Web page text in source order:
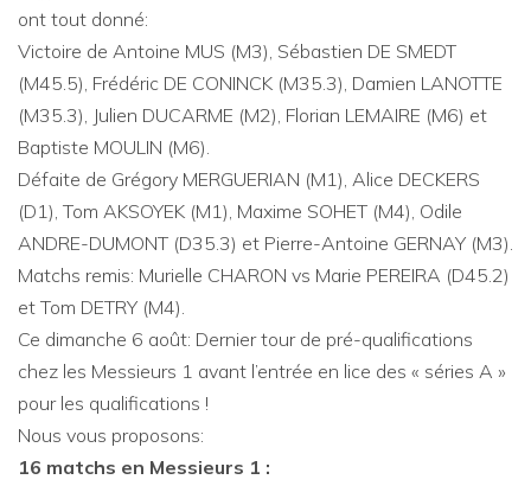
ont tout donné:
Victoire de Antoine MUS (M3), Sébastien DE SMEDT
(M45.5), Frédéric DE CONINCK (M35.3), Damien LANOTTE
(M35.3), Julien DUCARME (M2), Florian LEMAIRE (M6) et
Baptiste MOULIN (M6).
Défaite de Grégory MERGUERIAN (M1), Alice DECKERS
(D1), Tom AKSOYEK (M1), Maxime SOHET (M4), Odile
ANDRE-DUMONT (D35.3) et Pierre-Antoine GERNAY (M3).
Matchs remis: Murielle CHARON vs Marie PEREIRA (D45.2)
et Tom DETRY (M4).
Ce dimanche 6 août: Dernier tour de pré-qualifications
chez les Messieurs 1 avant l’entrée en lice des « séries A »
pour les qualifications !
Nous vous proposons:
16 matchs en Messieurs 1 :